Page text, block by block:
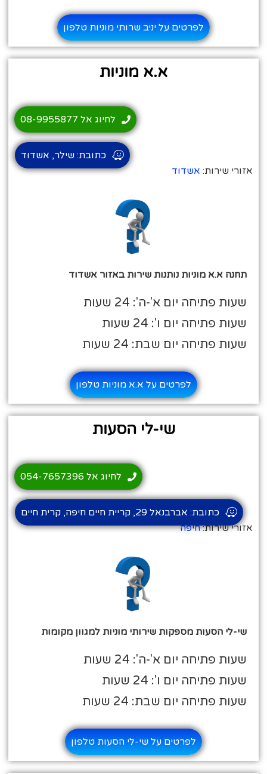
לפרטים על יניב שרותי מוניות טלפון
א.א מוניות
אזורי שירות:אשדוד
תחנה א.א מוניות נותנות שירות באזור אשדוד
שעות פתיחה יום א'-ה': 24 שעות
שעות פתיחה יום ו': 24 שעות
שעות פתיחה יום שבת: 24 שעות
לחיוג אל 08-9955877
כתובת: שילר, אשדוד
לפרטים על א.א מוניות טלפון
שי-לי הסעות
אזורי שירות:חיפה
שי-לי הסעות מספקות שירותי מוניות למגוון מקומות
שעות פתיחה יום א'-ה': 24 שעות
שעות פתיחה יום ו': 24 שעות
שעות פתיחה יום שבת: 24 שעות
לחיוג אל 054-7657396
כתובת: אברבנאל 29, קריית חיים חיפה, קרית חיים
לפרטים על שי-לי הסעות טלפון